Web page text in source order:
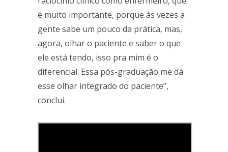
é muito importante, porque às vezes a
gente sabe um pouco da prática, mas,
agora, olhar o paciente e saber o que
ele está tendo, isso pra mim é o
diferencial. Essa pós-graduação me dá
esse olhar integrado do paciente”,
conclui.